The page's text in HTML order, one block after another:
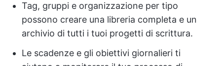
Tag, gruppi e organizzazione per tipo
possono creare una libreria completa e un
archivio di tutti i tuoi progetti di scrittura.
Le scadenze e gli obiettivi giornalieri ti